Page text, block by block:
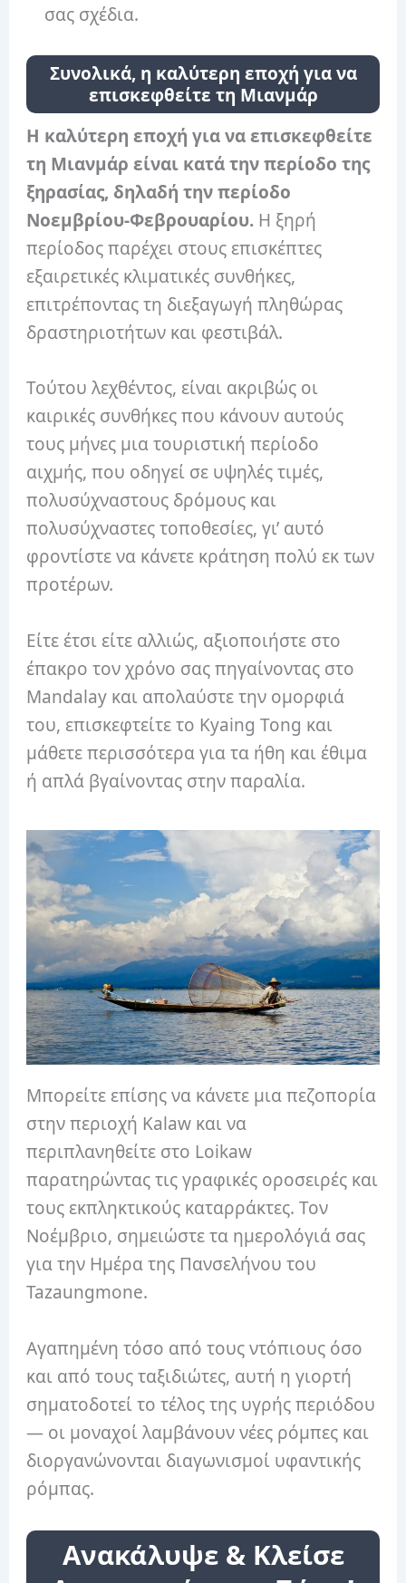
σας σχέδια.
Συνολικά, η καλύτερη εποχή για να
επισκεφθείτε τη Μιανμάρ
Η καλύτερη εποχή για να επισκεφθείτε
τη Μιανμάρ είναι κατά την περίοδο της
ξηρασίας, δηλαδή την περίοδο
Νοεμβρίου-Φεβρουαρίου. Η ξηρή
περίοδος παρέχει στους επισκέπτες
εξαιρετικές κλιματικές συνθήκες,
επιτρέποντας τη διεξαγωγή πληθώρας
δραστηριοτήτων και φεστιβάλ.
Τούτου λεχθέντος, είναι ακριβώς οι
καιρικές συνθήκες που κάνουν αυτούς
τους μήνες μια τουριστική περίοδο
αιχμής, που οδηγεί σε υψηλές τιμές,
πολυσύχναστους δρόμους και
πολυσύχναστες τοποθεσίες, γι’ αυτό
φροντίστε να κάνετε κράτηση πολύ εκ των
προτέρων.
Είτε έτσι είτε αλλιώς, αξιοποιήστε στο
έπακρο τον χρόνο σας πηγαίνοντας στο
Mandalay και απολαύστε την ομορφιά
του, επισκεφτείτε το Kyaing Tong και
μάθετε περισσότερα για τα ήθη και έθιμα
ή απλά βγαίνοντας στην παραλία.
Μπορείτε επίσης να κάνετε μια πεζοπορία
στην περιοχή Kalaw και να
περιπλανηθείτε στο Loikaw
παρατηρώντας τις γραφικές οροσειρές και
τους εκπληκτικούς καταρράκτες. Τον
Νοέμβριο, σημειώστε τα ημερολόγιά σας
για την Ημέρα της Πανσελήνου του
Tazaungmone.
Αγαπημένη τόσο από τους ντόπιους όσο
και από τους ταξιδιώτες, αυτή η γιορτή
σηματοδοτεί το τέλος της υγρής περιόδου
— οι μοναχοί λαμβάνουν νέες ρόμπες και
διοργανώνονται διαγωνισμοί υφαντικής
ρόμπας.
Ανακάλυψε & Κλείσε